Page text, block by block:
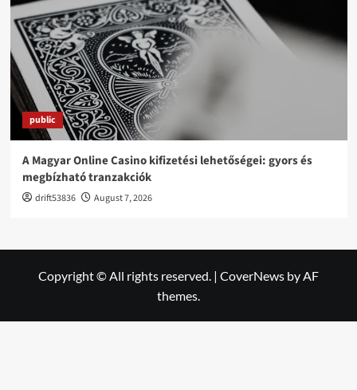
public
A Magyar Online Casino kifizetési lehetőségei: gyors és
megbízható tranzakciók
drift53836 August 7, 2026
Copyright © All rights reserved. | CoverNews by AF
themes.